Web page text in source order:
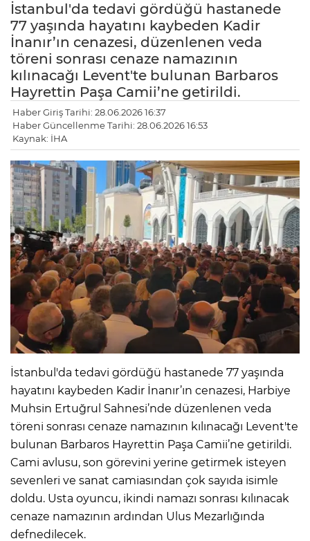
İstanbul'da tedavi gördüğü hastanede
77 yaşında hayatını kaybeden Kadir
İnanır’ın cenazesi, düzenlenen veda
töreni sonrası cenaze namazının
kılınacağı Levent'te bulunan Barbaros
Hayrettin Paşa Camii’ne getirildi.
Haber Giriş Tarihi: 28.06.2026 16:37
Haber Güncellenme Tarihi: 28.06.2026 16:53
Kaynak: İHA
İstanbul'da tedavi gördüğü hastanede 77 yaşında
hayatını kaybeden Kadir İnanır’ın cenazesi, Harbiye
Muhsin Ertuğrul Sahnesi’nde düzenlenen veda
töreni sonrası cenaze namazının kılınacağı Levent'te
bulunan Barbaros Hayrettin Paşa Camii’ne getirildi.
Cami avlusu, son görevini yerine getirmek isteyen
sevenleri ve sanat camiasından çok sayıda isimle
doldu. Usta oyuncu, ikindi namazı sonrası kılınacak
cenaze namazının ardından Ulus Mezarlığında
defnedilecek.